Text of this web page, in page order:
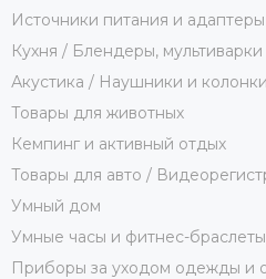
Источники питания и
Кухня / Блендеры,
Акустика / Наушники и колонки
Товары для животных
Кемпинг и активный отдых
Товары для авто /
Умный дом
Умные часы и фитнес-браслеты
Приборы за уходом одежды и